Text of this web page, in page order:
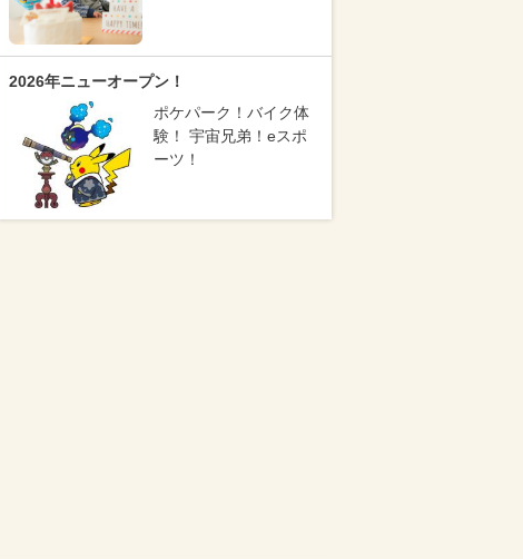
2026年ニューオープン！
ポケパーク！バイク体
験！ 宇宙兄弟！eスポ
ーツ！